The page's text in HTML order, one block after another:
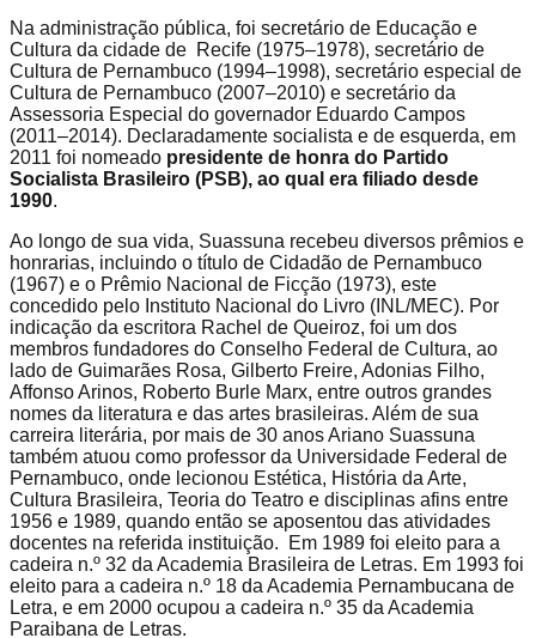
Na administração pública, foi secretário de Educação e
Cultura da cidade de Recife (1975–1978), secretário de
Cultura de Pernambuco (1994–1998), secretário especial de
Cultura de Pernambuco (2007–2010) e secretário da
Assessoria Especial do governador Eduardo Campos
(2011–2014). Declaradamente socialista e de esquerda, em
2011 foi nomeado presidente de honra do Partido
Socialista Brasileiro (PSB), ao qual era filiado desde
1990.
Ao longo de sua vida, Suassuna recebeu diversos prêmios e
honrarias, incluindo o título de Cidadão de Pernambuco
(1967) e o Prêmio Nacional de Ficção (1973), este
concedido pelo Instituto Nacional do Livro (INL/MEC). Por
indicação da escritora Rachel de Queiroz, foi um dos
membros fundadores do Conselho Federal de Cultura, ao
lado de Guimarães Rosa, Gilberto Freire, Adonias Filho,
Affonso Arinos, Roberto Burle Marx, entre outros grandes
nomes da literatura e das artes brasileiras. Além de sua
carreira literária, por mais de 30 anos Ariano Suassuna
também atuou como professor da Universidade Federal de
Pernambuco, onde lecionou Estética, História da Arte,
Cultura Brasileira, Teoria do Teatro e disciplinas afins entre
1956 e 1989, quando então se aposentou das atividades
docentes na referida instituição. Em 1989 foi eleito para a
cadeira n.º 32 da Academia Brasileira de Letras. Em 1993 foi
eleito para a cadeira n.º 18 da Academia Pernambucana de
Letra, e em 2000 ocupou a cadeira n.º 35 da Academia
Paraibana de Letras.